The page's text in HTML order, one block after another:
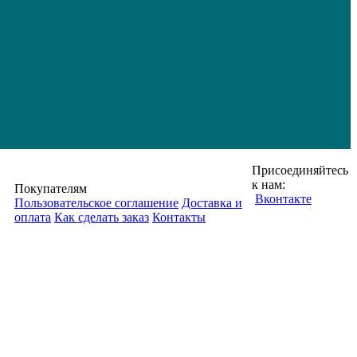
Покупателям
Пользовательское соглашение Доставка и
оплата Как сделать заказ Контакты
Присоединяйтесь
к нам:
Вконтакте